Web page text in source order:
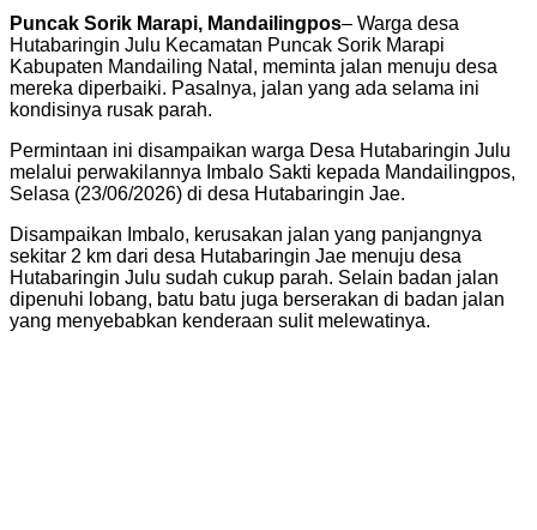
Puncak Sorik Marapi, Mandailingpos– Warga desa
Hutabaringin Julu Kecamatan Puncak Sorik Marapi
Kabupaten Mandailing Natal, meminta jalan menuju desa
mereka diperbaiki. Pasalnya, jalan yang ada selama ini
kondisinya rusak parah.
Permintaan ini disampaikan warga Desa Hutabaringin Julu
melalui perwakilannya Imbalo Sakti kepada Mandailingpos,
Selasa (23/06/2026) di desa Hutabaringin Jae.
Disampaikan Imbalo, kerusakan jalan yang panjangnya
sekitar 2 km dari desa Hutabaringin Jae menuju desa
Hutabaringin Julu sudah cukup parah. Selain badan jalan
dipenuhi lobang, batu batu juga berserakan di badan jalan
yang menyebabkan kenderaan sulit melewatinya.